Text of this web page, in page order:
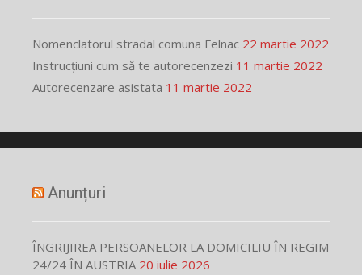
Nomenclatorul stradal comuna Felnac 22 martie 2022
Instrucțiuni cum să te autorecenzezi 11 martie 2022
Autorecenzare asistata 11 martie 2022
Anunțuri
ÎNGRIJIREA PERSOANELOR LA DOMICILIU ÎN REGIM
24/24 ÎN AUSTRIA 20 iulie 2026